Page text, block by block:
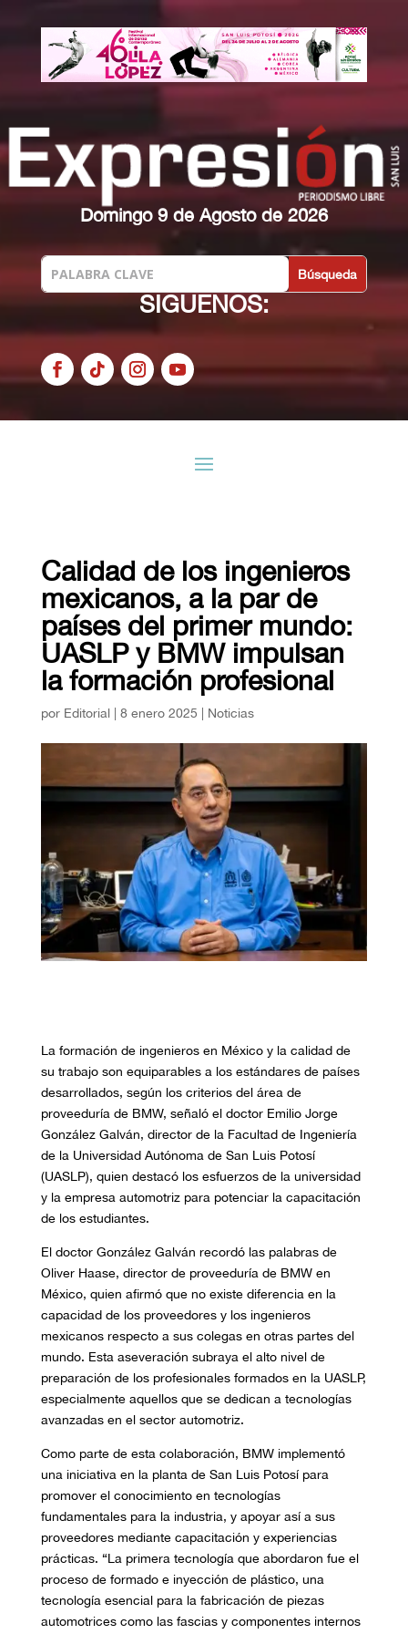
Domingo 9 de Agosto de 2026
SIGUENOS:
Calidad de los ingenieros
mexicanos, a la par de
países del primer mundo:
UASLP y BMW impulsan
la formación profesional
por Editorial| 8 enero 2025 Noticias
La formación de ingenieros en México y la calidad de
su trabajo son equiparables a los estándares de países
desarrollados, según los criterios del área de
proveeduría de BMW, señaló el doctor Emilio Jorge
González Galván, director de la Facultad de Ingeniería
de la Universidad Autónoma de San Luis Potosí
(UASLP), quien destacó los esfuerzos de la universidad
y la empresa automotriz para potenciar la capacitación
de los estudiantes.
El doctor González Galván recordó las palabras de
Oliver Haase, director de proveeduría de BMW en
México, quien afirmó que no existe diferencia en la
capacidad de los proveedores y los ingenieros
mexicanos respecto a sus colegas en otras partes del
mundo. Esta aseveración subraya el alto nivel de
preparación de los profesionales formados en la UASLP,
especialmente aquellos que se dedican a tecnologías
avanzadas en el sector automotriz.
Como parte de esta colaboración, BMW implementó
una iniciativa en la planta de San Luis Potosí para
promover el conocimiento en tecnologías
fundamentales para la industria, y apoyar así a sus
proveedores mediante capacitación y experiencias
prácticas. “La primera tecnología que abordaron fue el
proceso de formado e inyección de plástico, una
tecnología esencial para la fabricación de piezas
automotrices como las fascias y componentes internos